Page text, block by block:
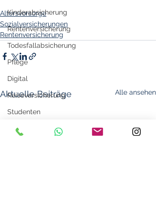
Kinderabsicherung
Rentenversicherung
Todesfallabsicherung
Pflege
Digital
Reiseversicherung
Studenten
bAV
Altersvorsorge
Sozialversicherungen
Rentenversicherung
Aktuelle Beiträge Alle ansehen